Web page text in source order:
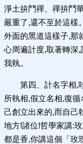
淨土拚鬥禪、禪拚鬥
嚴重了,還不至於這樣
外面的黑道這樣子,那
心周遍計度,取著轉深
我執。
第四、計名字相
所執相,假立名相,復
己創立出來的,而自己
地方!諸位!哲學家講:
都是香,你講這個「玫